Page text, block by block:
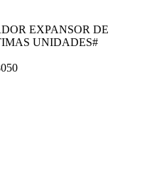
EXPANSOR DE
UNIDADES#